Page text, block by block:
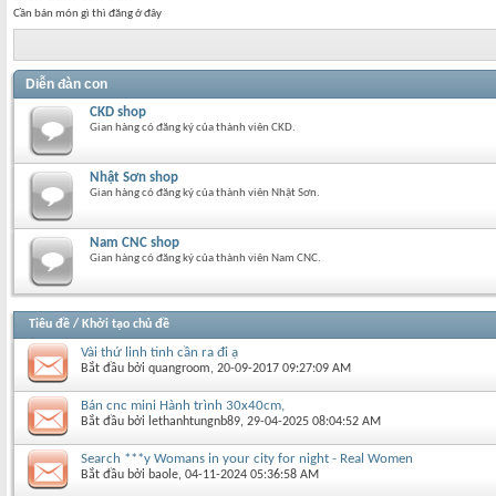
Cần bán món gì thì đăng ở đây
Diễn đàn con
CKD shop
Gian hàng có đăng ký của thành viên CKD.
Nhật Sơn shop
Gian hàng có đăng ký của thành viên Nhật Sơn.
Nam CNC shop
Gian hàng có đăng ký của thành viên Nam CNC.
Tiêu đề / Khởi tạo chủ đề
Vài thứ linh tinh cần ra đi ạ
Bắt đầu bởi quangroom‎, 20-09-2017 09:27:09 AM
Bán cnc mini Hành trình 30x40cm,
Bắt đầu bởi lethanhtungnb89‎, 29-04-2025 08:04:52 AM
Search ***y Womans in your city for night - Real Women
Bắt đầu bởi baole‎, 04-11-2024 05:36:58 AM